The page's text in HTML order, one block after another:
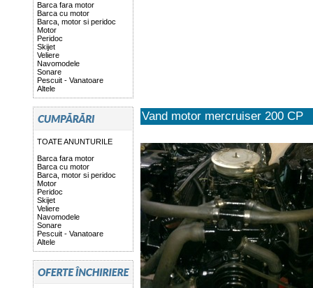
Barca fara motor
Barca cu motor
Barca, motor si peridoc
Motor
Peridoc
Skijet
Veliere
Navomodele
Sonare
Pescuit - Vanatoare
Altele
TOATE ANUNTURILE
Barca fara motor
Barca cu motor
Barca, motor si peridoc
Motor
Peridoc
Skijet
Veliere
Navomodele
Sonare
Pescuit - Vanatoare
Altele
Vand motor mercruiser 200 CP